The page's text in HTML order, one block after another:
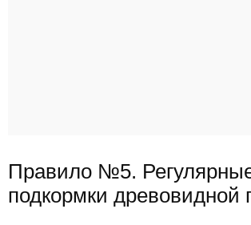
Правило №5.
подкормки древовидной